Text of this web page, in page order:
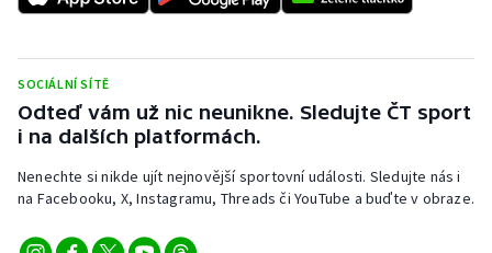
Sportovní střelba
Stolní tenis
Triatlon
Veslování
SOCIÁLNÍ SÍTĚ
Odteď vám už nic neunikne. Sledujte ČT sport
i na dalších platformách.
Nenechte si nikde ujít nejnovější sportovní události. Sledujte nás i
na Facebooku, X, Instagramu, Threads či YouTube a buďte v obraze.